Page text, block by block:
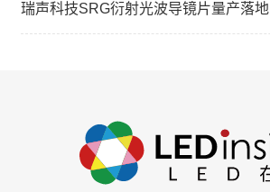
瑞声科技SRG衍射光波导镜片量产落地